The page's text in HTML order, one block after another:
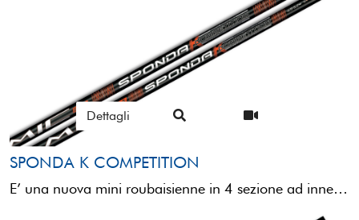
Dettagli
SPONDA K COMPETITION
E’ una nuova mini roubaisienne in 4 sezione ad innesti più 2 mini prolunghe (base e mini prolunga ...